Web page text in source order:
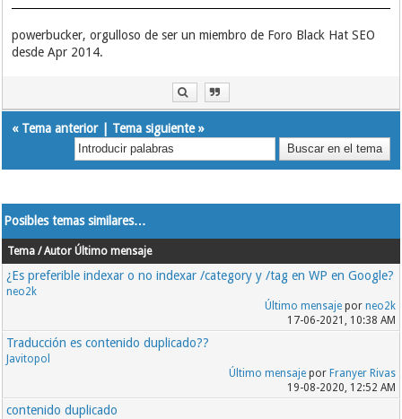
powerbucker, orgulloso de ser un miembro de Foro Black Hat SEO
desde Apr 2014.
« Tema anterior| Tema siguiente»
Posibles temas similares…
Tema / Autor Último mensaje
¿Es preferible indexar o no indexar /category y /tag en WP en Google?
neo2k
Último mensajepor neo2k
17-06-2021, 10:38 AM
Traducción es contenido duplicado??
Javitopol
Último mensajepor Franyer Rivas
19-08-2020, 12:52 AM
contenido duplicado